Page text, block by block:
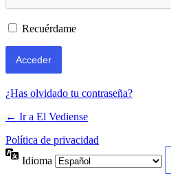
Recuérdame
¿Has olvidado tu contraseña?
← Ir a El Vediense
Política de privacidad
Idioma